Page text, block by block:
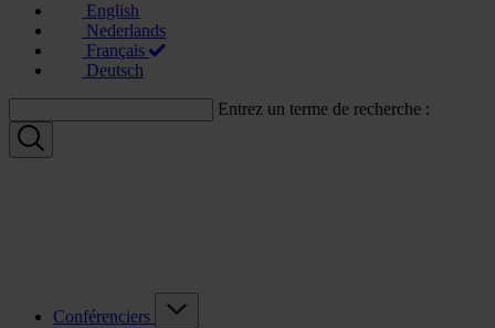
English
Nederlands
Français
Deutsch
Entrez un terme de recherche :
Conférenciers